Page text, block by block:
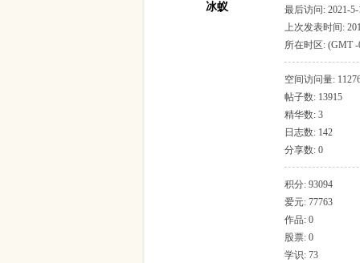
冰蚁
最后访问: 2021-5-
上次发表时间:
所在时区: (GMT
和加拿大), 波哥
空间访问量:
帖子数: 13915
精华数: 3
日志数: 142
分享数: 0
积分: 93094
爱元: 77763
作品: 0
股票: 0
学识: 73